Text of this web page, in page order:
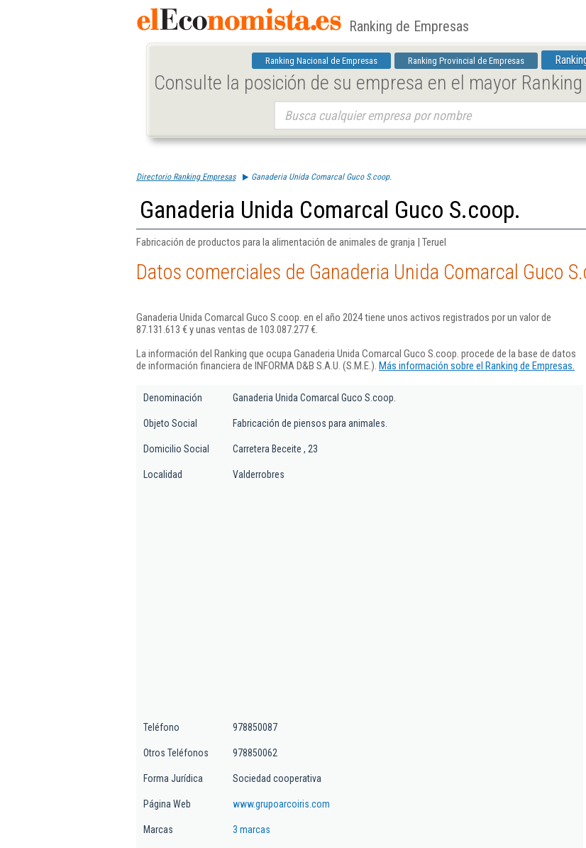
Ranking de Empresas
Ranking Nacional de Empresas Ranking Provincial de Empresas
Consulte la posición de su empresa en el mayor
Directorio Ranking Empresas Ganaderia Unida Comarcal Guco S.coop.
Ganaderia Unida Comarcal Guco S.coop.
Fabricación de productos para la alimentación de animales de granja | Teruel
Datos comerciales de Ganaderia Unida Comarcal Guco
Ganaderia Unida Comarcal Guco S.coop. en el año 2024 tiene unos activos registrados por un valor de
87.131.613 € y unas ventas de 103.087.277 €.
La información del Ranking que ocupa Ganaderia Unida Comarcal Guco S.coop. procede de la base de datos
de información financiera de INFORMA D&B S.A.U. (S.M.E.). Más información sobre el Ranking de Empresas.
Denominación Ganaderia Unida Comarcal Guco S.coop.
Objeto Social Fabricación de piensos para animales.
Domicilio Social Carretera Beceite , 23
Localidad Valderrobres
Teléfono 978850087
Otros Teléfonos 978850062
Forma Jurídica Sociedad cooperativa
Página Web www.grupoarcoiris.com
Marcas 3 marcas